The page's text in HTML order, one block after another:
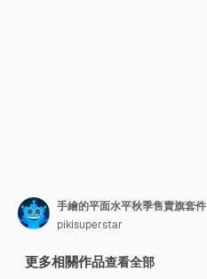
手繪的平面水平秋季售賣旗套件
pikisuperstar
更多相關作品查看全部